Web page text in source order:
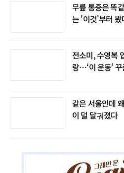
무릎 통증은 똑
는 '이것'부터 봤
전소미, 수영복
랑…‘이 운동’
같은 서울인데
이 덜 달궈졌다